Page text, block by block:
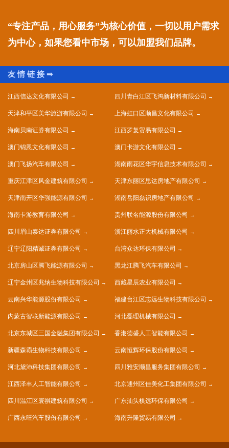
“专注产品，用心服务”为核心价值，一切以用户需求
为中心，如果您看中市场，可以加盟我们品牌。
江西信达文化有限公司 四川青白江区飞鸿新材料有限公司
天津和平区美华旅游有限公司 上海虹口区顺昌文化有限公司
海南贝南证券有限公司 江西罗复贸易有限公司
澳门锦恩文化有限公司 澳门卡游文化有限公司
澳门飞扬汽车有限公司 湖南雨花区华宇信息技术有限公司
重庆江津区风金建筑有限公司 天津东丽区思达房地产有限公司
天津南开区华强能源有限公司 湖南岳阳磊识房地产有限公司
海南卡游教育有限公司 贵州联名能源股份有限公司
四川眉山泰达证券有限公司 浙江丽水正大机械有限公司
辽宁辽阳精诚证券有限公司 台湾众达环保有限公司
北京房山区腾飞能源有限公司 黑龙江腾飞汽车有限公司
辽宁金州区兆纳生物科技有限公司 西藏星辰农业有限公司
云南兴华能源股份有限公司 福建台江区志远生物科技有限公司
内蒙古智联新能源有限公司 河北磊理机械有限公司
北京东城区三国金融集团有限公司 香港德盛人工智能有限公司
新疆森霸生物科技有限公司 云南恒辉环保股份有限公司
河北黛沛科技集团有限公司 四川雅安顺昌服务集团有限公司
江西泽丰人工智能有限公司 北京通州区佳美化工集团有限公司
四川温江区寰祺建筑有限公司 广东汕头棋远环保有限公司
广西永旺汽车股份有限公司 海南升隆贸易有限公司